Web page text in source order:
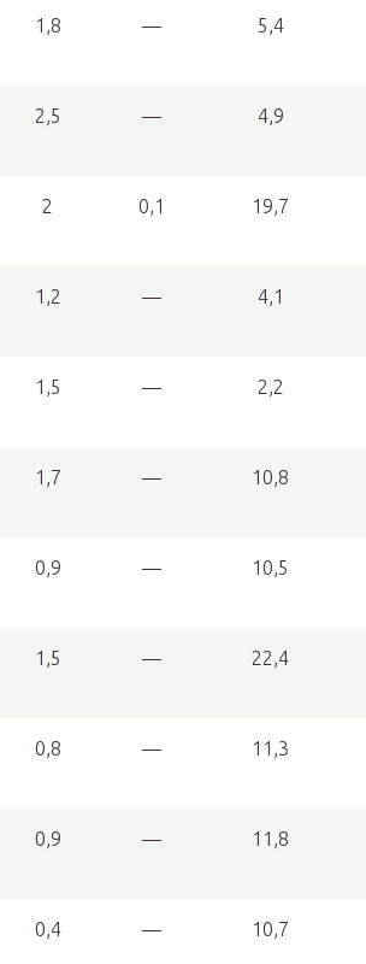
1,8 — 5,4
2,5 — 4,9
2 0,1 19,7
1,2 — 4,1
1,5 — 2,2
1,7 — 10,8
0,9 — 10,5
1,5 — 22,4
0,8 — 11,3
0,9 — 11,8
0,4 — 10,7